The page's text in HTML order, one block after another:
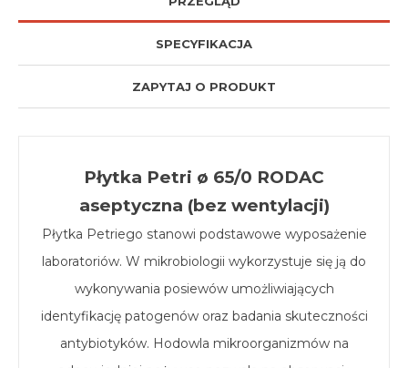
SPECYFIKACJA
ZAPYTAJ O PRODUKT
Płytka Petri ø 65/0 RODAC
aseptyczna (bez wentylacji)
Płytka Petriego stanowi podstawowe wyposażenie
laboratoriów. W mikrobiologii wykorzystuje się ją do
wykonywania posiewów umożliwiających
identyfikację patogenów oraz badania skuteczności
antybiotyków. Hodowla mikroorganizmów na